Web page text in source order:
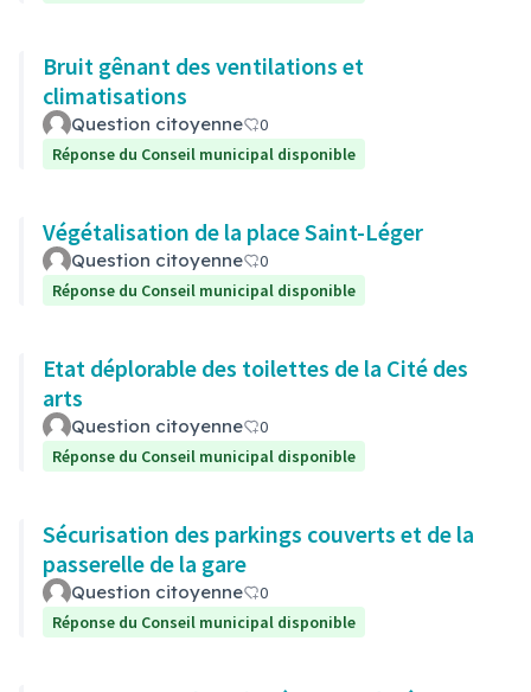
Bruit gênant des ventilations et
climatisations
Question citoyenne
0
Réponse du Conseil municipal disponible
Végétalisation de la place Saint-Léger
Question citoyenne
0
Réponse du Conseil municipal disponible
Etat déplorable des toilettes de la Cité des
arts
Question citoyenne
0
Réponse du Conseil municipal disponible
Sécurisation des parkings couverts et de la
passerelle de la gare
Question citoyenne
0
Réponse du Conseil municipal disponible